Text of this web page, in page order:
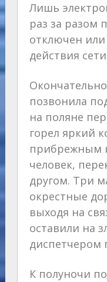
Лишь
раз за разом
отключен
действия
позвонила
на поляне
горел яркий
прибрежным
человек,
другом. Три
окрестные
выходя на
оставили на
диспетчером
К полуночи